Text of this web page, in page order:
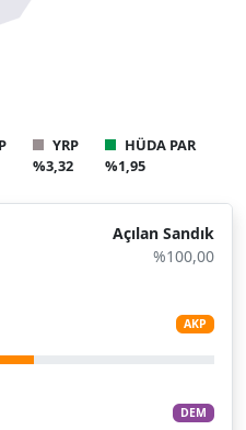
YRP
%3,32
HÜDA PAR
%1,95
Açılan Sandık
%100,00
AKP
DEM